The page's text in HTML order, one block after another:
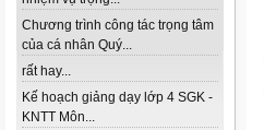
Chương trình công tác trọng tâm
của cá nhân Quý...
rất hay...
Kế hoạch giảng dạy lớp 4 SGK -
KNTT Môn...